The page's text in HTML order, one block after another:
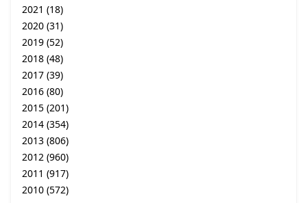
2021 (18)
2020 (31)
2019 (52)
2018 (48)
2017 (39)
2016 (80)
2015 (201)
2014 (354)
2013 (806)
2012 (960)
2011 (917)
2010 (572)